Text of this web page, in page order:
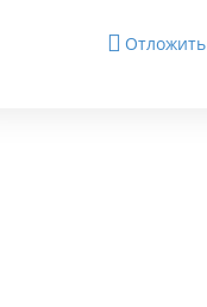
Отложить